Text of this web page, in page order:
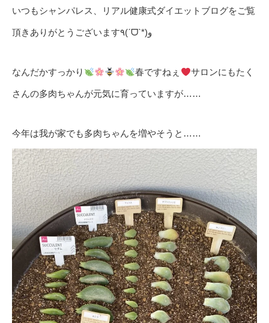
いつもシャンパレス、リアル健康式ダイエットブログをご覧
頂きありがとうございます٩(ˊᗜˋ*)و
なんだかすっかり 春ですねぇ サロンにもたく
さんの多肉ちゃんが元気に育っていますが……
今年は我が家でも多肉ちゃんを増やそうと……